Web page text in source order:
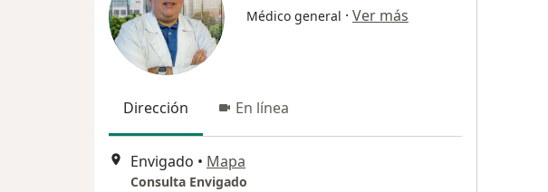
Médico general · Ver más
Dirección En línea
Envigado • Mapa
Consulta Envigado